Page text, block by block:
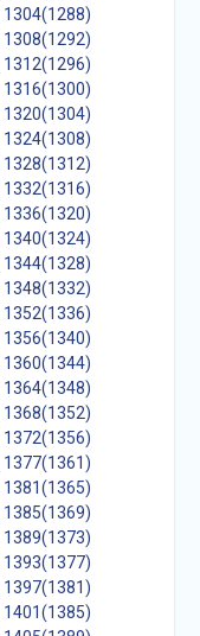
1304(1288)
1308(1292)
1312(1296)
1316(1300)
1320(1304)
1324(1308)
1328(1312)
1332(1316)
1336(1320)
1340(1324)
1344(1328)
1348(1332)
1352(1336)
1356(1340)
1360(1344)
1364(1348)
1368(1352)
1372(1356)
1377(1361)
1381(1365)
1385(1369)
1389(1373)
1393(1377)
1397(1381)
1401(1385)